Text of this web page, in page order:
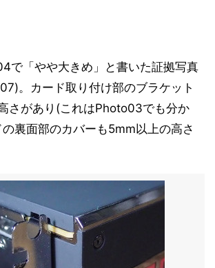
で「やや大きめ」と書いた証拠写真
。カード取り付け部のブラケット
さがあり(これはPhoto03でも分か
裏面部のカバーも5mm以上の高さ